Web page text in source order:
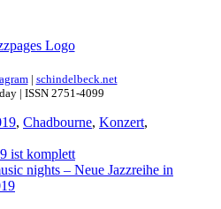
| schindelbeck.net
| ISSN 2751-4099
, Chadbourne, Konzert,
ist komplett
nights – Neue Jazzreihe in